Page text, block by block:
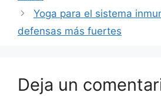
Yoga para el sistema
defensas más fuertes
Deja un